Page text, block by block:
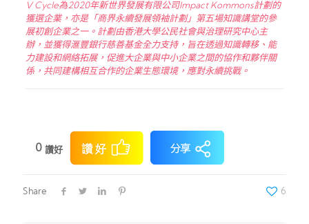
V Cycle為2020年新世界發展有限公司Impact Kommons計劃的
獲選企業，亦是「商界永續發展領袖計劃」第五場知識講堂的參
展初創企業之一。計劃由香港大學公民社會與治理研究中心主
辦，並獲得滙豐銀行慈善基金全力支持，旨在透過知識轉移、能
力建設和網絡拓展，促進大企業與中小企業之間的協作和夥伴關
係，共同建構相互合作的企業生態環境，應對永續挑戰。
0 讚好
Share 6